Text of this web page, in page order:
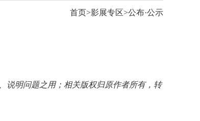
首页 影展专区 公布·公示
说明问题之用；相关版权归原作者所有，转